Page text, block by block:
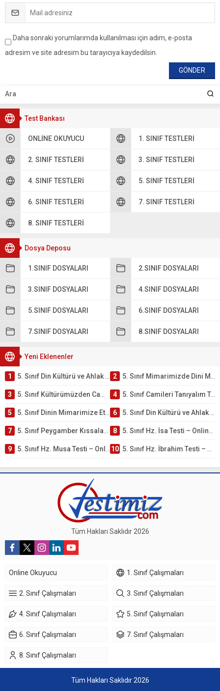
Test Bankası
ONLINE OKUYUCU 1. SINIF TESTLERI
2. SINIF TESTLERI 3. SINIF TESTLERI
4. SINIF TESTLERI 5. SINIF TESTLERI
6. SINIF TESTLERI 7. SINIF TESTLERI
8. SINIF TESTLERI
Dosya Deposu
1.SINIF DOSYALARI 2.SINIF DOSYALARI
3.SINIF DOSYALARI 4.SINIF DOSYALARI
5.SINIF DOSYALARI 6.SINIF DOSYALARI
7.SINIF DOSYALARI 8.SINIF DOSYALARI
Yeni Eklenenler
1 5. Sınıf Din Kültürü ve Ahlak Bilgisi 4. Ünite: Mimarimizde Dini Motifler Çalışmaları 2 5. Sınıf Mimarimizde Dini Motifler Ünite Testi – Online Çöz
3 5. Sınıf Kültürümüzden Cami Örnekleri Testi – Online Çöz 4 5. Sınıf Camileri Tanıyalım Testi – Online Çöz
5 5. Sınıf Dinin Mimarimize Etkisi Testi – Online Çöz 6 5. Sınıf Din Kültürü ve Ahlak Bilgisi 4. Ünite: Peygamber Kıssaları Çalışmaları
7 5. Sınıf Peygamber Kıssaları Ünite Testi – Online Çöz 8 5. Sınıf Hz. İsa Testi – Online Çöz
9 5. Sınıf Hz. Musa Testi – Online Çöz 10 5. Sınıf Hz. İbrahim Testi – Online Çöz
Daha sonraki yorumlarımda kullanılması için adım, e-posta
adresim ve site adresim bu tarayıcıya kaydedilsin.
Tüm Hakları Saklıdır 2026
Online Okuyucu 1. Sınıf Çalışmaları
2. Sınıf Çalışmaları 3. Sınıf Çalışmaları
4. Sınıf Çalışmaları 5. Sınıf Çalışmaları
6. Sınıf Çalışmaları 7. Sınıf Çalışmaları
8. Sınıf Çalışmaları
Tüm Hakları Saklıdır 2026